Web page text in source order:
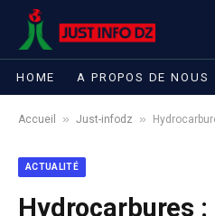
HOME A PROPOS DE NOUS
Accueil » Just-infodz »
ACTUALITÉ
Hydrocarbures